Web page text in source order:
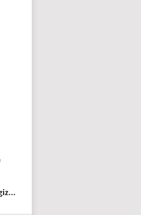
Bir .bat dosyasını gizli modda (invisible mode) çalıştıralım